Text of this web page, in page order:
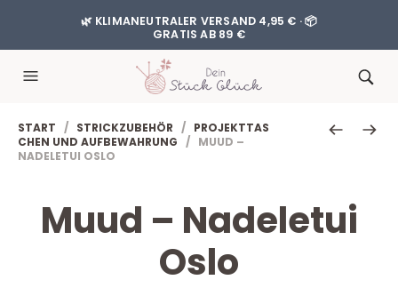
🌿 KLIMANEUTRALER VERSAND 4,95 € · 📦
GRATIS AB 89 €
START / STRICKZUBEHÖR / PROJEKTTAS
CHEN UND AUFBEWAHRUNG / MUUD –
NADELETUI OSLO
Muud – Nadeletui
Oslo